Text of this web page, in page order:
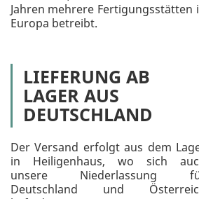
Jahren mehrere Fertigungsstätten
Europa betreibt.
LIEFERUNG AB
LAGER AUS
DEUTSCHLAND
Der Versand erfolgt aus dem
in Heiligenhaus, wo sich
unsere Niederlassung
Deutschland und